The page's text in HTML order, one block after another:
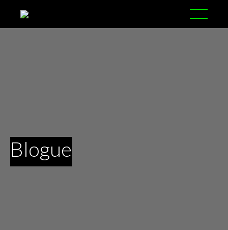
Blogue